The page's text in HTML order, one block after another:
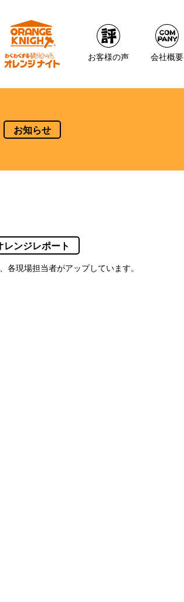
お客様の声 会社概要
お知らせ
レンジレポート
各現場担当者がアップしています。